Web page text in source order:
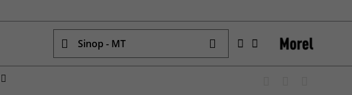
Sinop - MT